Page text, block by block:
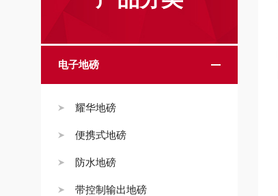
电子地磅
耀华地磅
便携式地磅
防水地磅
带控制输出地磅